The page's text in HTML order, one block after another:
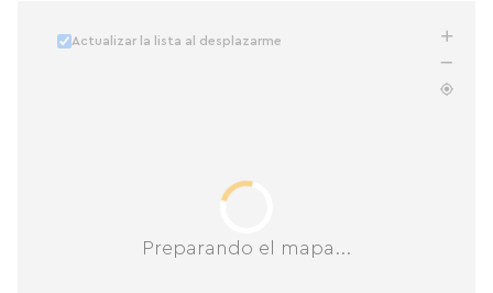
Preparando el mapa...
Actualizar la lista al desplazarme